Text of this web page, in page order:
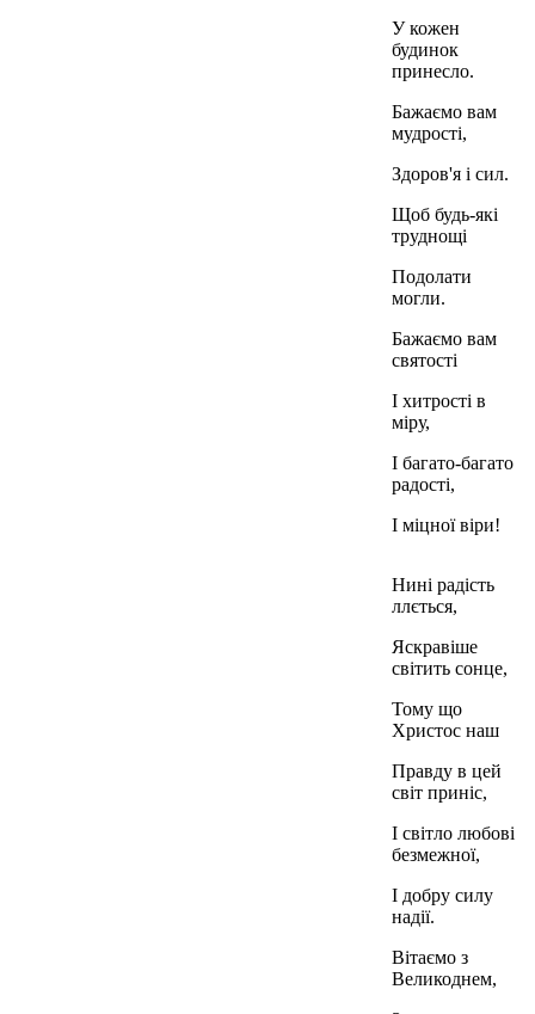
У кожен
будинок
принесло.
Бажаємо вам
мудрості,
Здоров'я і сил.
Щоб будь-які
труднощі
Подолати
могли.
Бажаємо вам
святості
І хитрості в
міру,
І багато-багато
радості,
І міцної віри!
Нині радість
ллється,
Яскравіше
світить сонце,
Тому що
Христос наш
Правду в цей
світ приніс,
І світло любові
безмежної,
І добру силу
надії.
Вітаємо з
Великоднем,